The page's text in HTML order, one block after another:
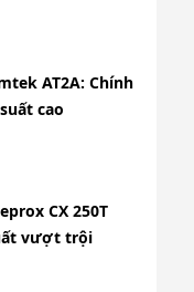
AT2A: Chính
cao
CX 250T
vượt trội